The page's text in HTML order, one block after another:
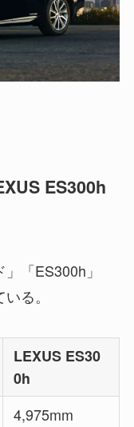
ES300h
「ES300h」
る。
LEXUS ES30
0h
4,975mm